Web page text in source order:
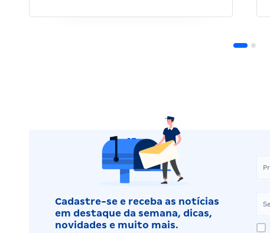
Cadastre-se e receba as notícias
em destaque da semana, dicas,
novidades e muito mais.